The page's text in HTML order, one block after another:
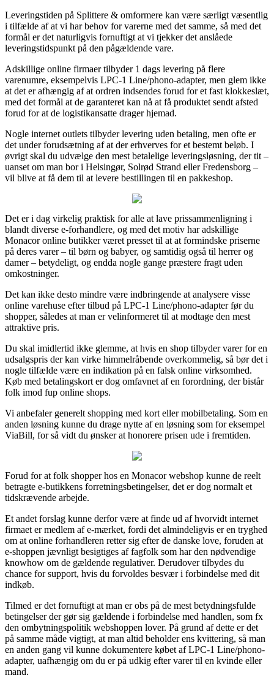
Leveringstiden på Splittere & omformere kan være særligt væsentlig
i tilfælde af at vi har behov for varerne med det samme, så med det
formål er det naturligvis fornuftigt at vi tjekker det anslåede
leveringstidspunkt på den pågældende vare.
Adskillige online firmaer tilbyder 1 dags levering på flere
varenumre, eksempelvis LPC-1 Line/phono-adapter, men glem ikke
at det er afhængig af at ordren indsendes forud for et fast klokkeslæt,
med det formål at de garanteret kan nå at få produktet sendt afsted
forud for at de logistikansatte drager hjemad.
Nogle internet outlets tilbyder levering uden betaling, men ofte er
det under forudsætning af at der erhverves for et bestemt beløb. I
øvrigt skal du udvælge den mest betalelige leveringsløsning, der tit –
uanset om man bor i Helsingør, Solrød Strand eller Fredensborg –
vil blive at få dem til at levere bestillingen til en pakkeshop.
Det er i dag virkelig praktisk for alle at lave prissammenligning i
blandt diverse e-forhandlere, og med det motiv har adskillige
Monacor online butikker været presset til at at formindske priserne
på deres varer – til børn og babyer, og samtidig også til herrer og
damer – betydeligt, og endda nogle gange præstere fragt uden
omkostninger.
Det kan ikke desto mindre være indbringende at analysere visse
online varehuse efter tilbud på LPC-1 Line/phono-adapter før du
shopper, således at man er velinformeret til at modtage den mest
attraktive pris.
Du skal imidlertid ikke glemme, at hvis en shop tilbyder varer for en
udsalgspris der kan virke himmelråbende overkommelig, så bør det i
nogle tilfælde være en indikation på en falsk online virksomhed.
Køb med betalingskort er dog omfavnet af en forordning, der bistår
folk imod fup online shops.
Vi anbefaler generelt shopping med kort eller mobilbetaling. Som en
anden løsning kunne du drage nytte af en løsning som for eksempel
ViaBill, for så vidt du ønsker at honorere prisen ude i fremtiden.
Forud for at folk shopper hos en Monacor webshop kunne de reelt
betragte e-butikkens forretningsbetingelser, det er dog normalt et
tidskrævende arbejde.
Et andet forslag kunne derfor være at finde ud af hvorvidt internet
firmaet er medlem af e-mærket, fordi det almindeligvis er en tryghed
om at online forhandleren retter sig efter de danske love, foruden at
e-shoppen jævnligt besigtiges af fagfolk som har den nødvendige
knowhow om de gældende regulativer. Derudover tilbydes du
chance for support, hvis du forvoldes besvær i forbindelse med dit
indkøb.
Tilmed er det fornuftigt at man er obs på de mest betydningsfulde
betingelser der gør sig gældende i forbindelse med handlen, som fx
den ombytningspolitik webshoppen lover. På grund af dette er det
på samme måde vigtigt, at man altid beholder ens kvittering, så man
en anden gang vil kunne dokumentere købet af LPC-1 Line/phono-
adapter, uafhængig om du er på udkig efter varer til en kvinde eller
mand.